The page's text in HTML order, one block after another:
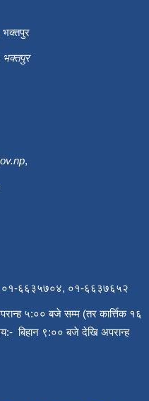
भक्तपुर
भक्तपुर
,
६६३५७०४, ०१-६६३७६५२
५:०० बजे सम्म (तर कार्त्तिक १६
बिहान ९:०० बजे देखि अपरान्ह